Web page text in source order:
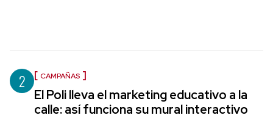
2 CAMPAÑAS
El Poli lleva el marketing educativo a la
calle: así funciona su mural interactivo